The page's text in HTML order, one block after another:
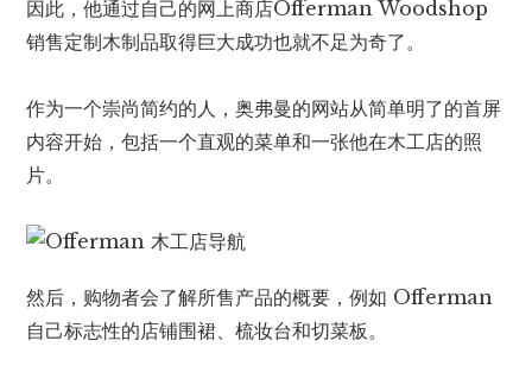
因此，他通过自己的网上商店Offerman Woodshop
销售定制木制品取得巨大成功也就不足为奇了。
作为一个崇尚简约的人，奥弗曼的网站从简单明了的首屏
内容开始，包括一个直观的菜单和一张他在木工店的照
片。
然后，购物者会了解所售产品的概要，例如 Offerman
自己标志性的店铺围裙、梳妆台和切菜板。